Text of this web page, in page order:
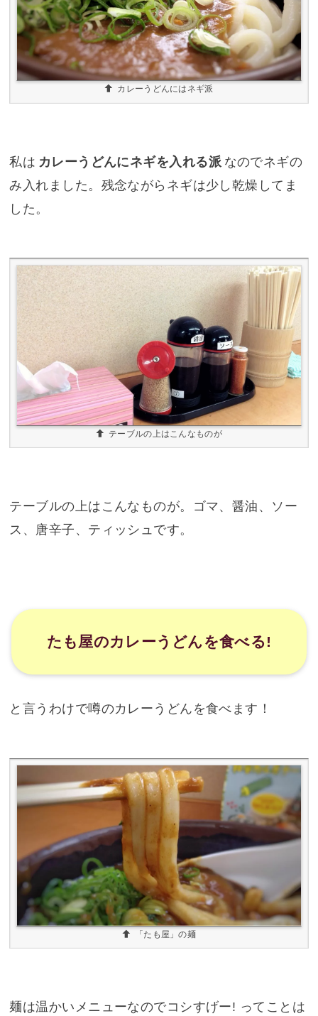
カレーうどんにはネギ派
私は カレーうどんにネギを入れる派 なのでネギの
み入れました。残念ながらネギは少し乾燥してま
した。
テーブルの上はこんなものが
テーブルの上はこんなものが。ゴマ、醤油、ソー
ス、唐辛子、ティッシュです。
たも屋のカレーうどんを食べる!
と言うわけで噂のカレーうどんを食べます！
「たも屋」の麺
麺は温かいメニューなのでコシすげー! ってことは